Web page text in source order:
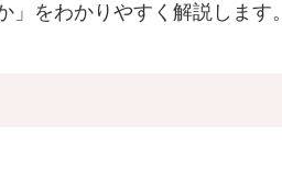
をわかりやすく解説します。